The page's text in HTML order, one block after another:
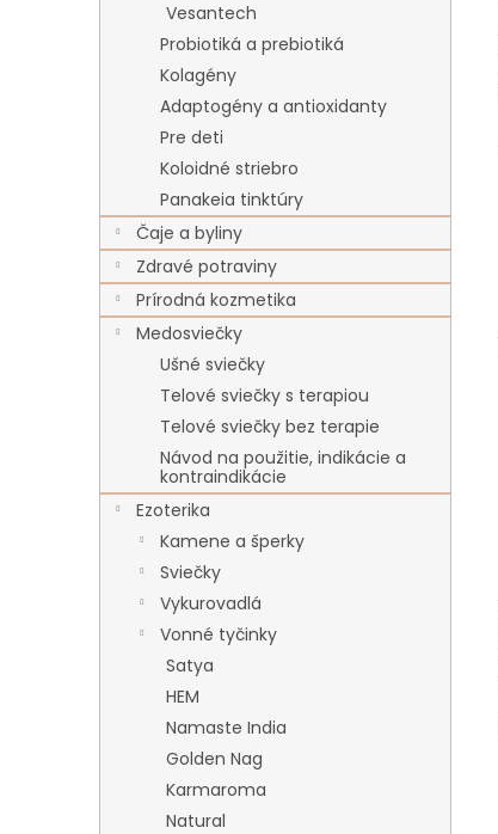
Vesantech
Probiotiká a prebiotiká
Kolagény
Adaptogény a antioxidanty
Pre deti
Koloidné striebro
Panakeia tinktúry
Čaje a byliny
Zdravé potraviny
Prírodná kozmetika
Medosviečky
Ušné sviečky
Telové sviečky s terapiou
Telové sviečky bez terapie
Návod na použitie, indikácie a
kontraindikácie
Ezoterika
Kamene a šperky
Sviečky
Vykurovadlá
Vonné tyčinky
Satya
HEM
Namaste India
Golden Nag
Karmaroma
Natural